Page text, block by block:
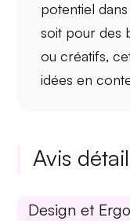
potentiel
soit pour des
ou créatifs,
idées en
Avis
Design et